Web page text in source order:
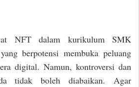
NFT dalam kurikulum SMK
berpotensi membuka peluang
digital. Namun, kontroversi dan
tidak boleh diabaikan. Agar